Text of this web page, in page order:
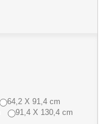
64,2 X 91,4 cm
91,4 X 130,4 cm